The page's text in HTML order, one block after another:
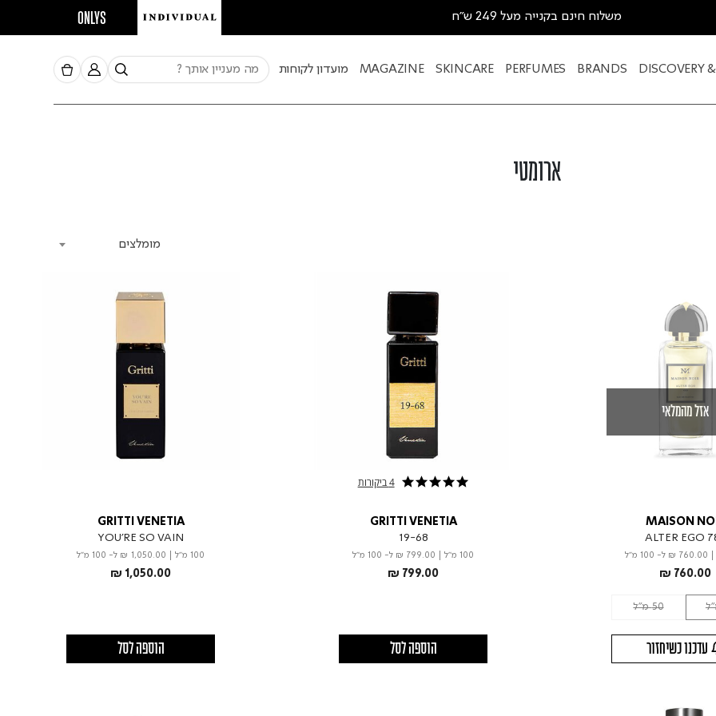
משלוח חינם בקנייה מעל 249 ש"ח ONLYS
DISCOVERY
BRANDS
PERFUMES
SKINCARE
MAGAZINE מועדון לקוחות
ארומטי
מומלצים
אזל מהמלאי
MAISON
ALTER EGO
₪ 760.00 ל- 100 מ"ל
₪ 760.00
50 מ"ל
5.0 star rating 4 ביקורות
GRITTI VENETIA
19-68
100 מ"ל ₪ 799.00 ל- 100 מ"ל
₪ 799.00
הוספה לסל
GRITTI VENETIA
YOU'RE SO VAIN
100 מ"ל ₪ 1,050.00 ל- 100 מ"ל
₪ 1,050.00
הוספה לסל